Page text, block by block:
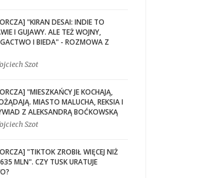
"KIRAN DESAI: INDIE TO
I GUJAWY. ALE TEŻ WOJNY,
I BIEDA" - ROZMOWA Z
Szot
"MIESZKAŃCY JE KOCHAJĄ,
MIASTO MALUCHA, REKSIA I
Z ALEKSANDRĄ BOĆKOWSKĄ
Szot
"TIKTOK ZROBIŁ WIĘCEJ NIŻ
MLN". CZY TUSK URATUJE